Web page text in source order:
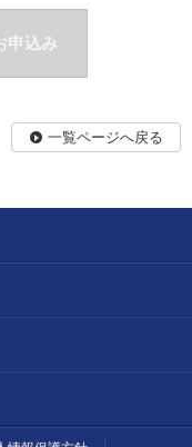
申込み
一覧ページへ戻る